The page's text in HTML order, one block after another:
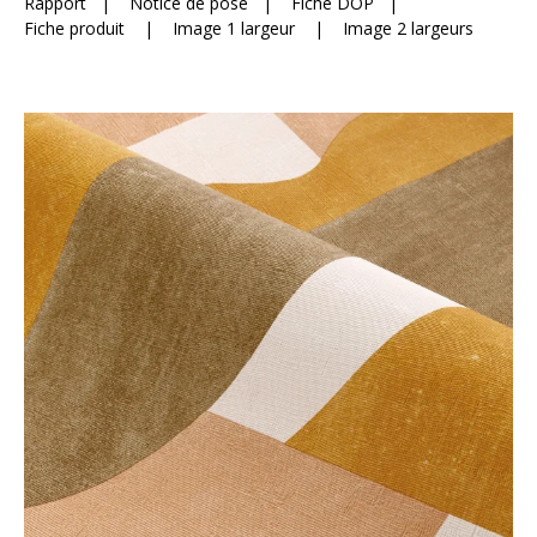
Fiche produit
| Image 1 largeur | Image 2 largeurs